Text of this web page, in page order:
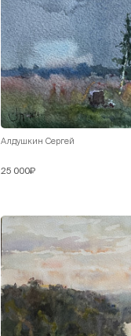
Алдушкин Сергей
25 000₽